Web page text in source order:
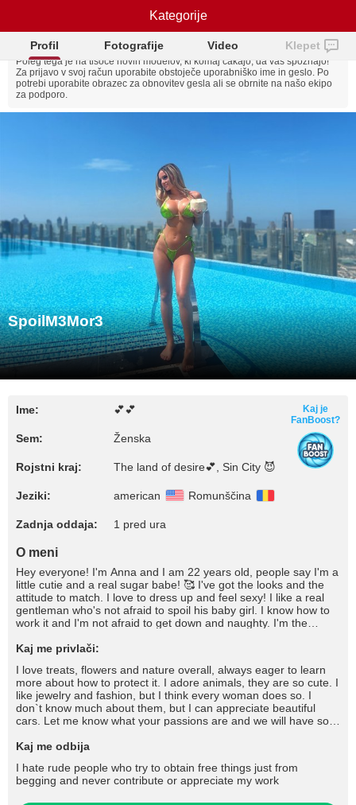
SpoilM3Mor3
Spletno mesto ima zdaj
popolnoma nov dizajn, žetoni pa so postali veliko cenejši!
Poleg tega je na tisoče novih modelov, ki komaj čakajo, da vas spoznajo!
Za prijavo v svoj račun uporabite obstoječe uporabniško ime in geslo. Po
potrebi uporabite obrazec za obnovitev gesla ali se obrnite na našo ekipo
za podporo.
Profil Fotografije Video Klepet
SpoilM3Mor3
Ime: 💕💕
Sem: Ženska
Rojstni kraj: The land of desire💕, Sin City 😈
Jeziki: american Romunščina
Zadnja oddaja: 1 pred ura
Kaj je
FanBoost?
O meni
Hey everyone! I'm Anna and I am 22 years old, people say I'm a
little cutie and a real sugar babe! 🥰 I've got the looks and the
attitude to match. I love to dress up and feel sexy! I like a real
gentleman who's not afraid to spoil his baby girl. I know how to
work it and I'm not afraid to get down and naughty. I'm the
your dreams and desires!
Kaj me privlači:
I love treats, flowers and nature overall, always eager to learn
more about how to protect it. I adore animals, they are so cute. I
like jewelry and fashion, but I think every woman does so. I
don`t know much about them, but I can appreciate beautiful
cars. Let me know what your passions are and we will have so
rushing or pushing. We all have our limits, but I am sure we can
think?/ I hate one minute guys, I am the type of woman who
loves to take her time in reaching the absolute sublime pleasure.
Kaj me odbija
I hate rude people who try to obtain free things just from
begging and never contribute or appreciate my work
Kategorije